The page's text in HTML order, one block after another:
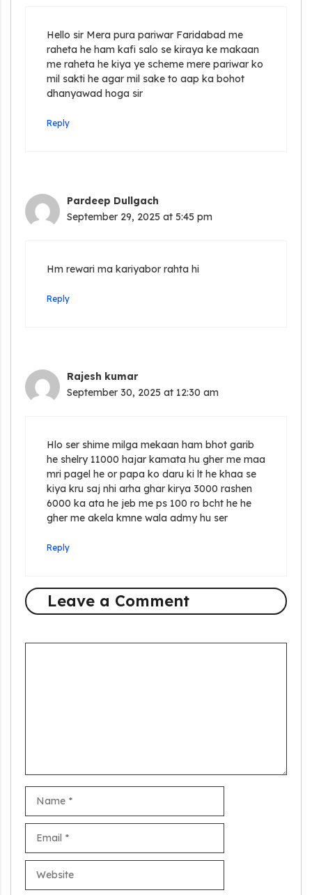
Hello sir Mera pura pariwar Faridabad me
raheta he ham kafi salo se kiraya ke makaan
me raheta he kiya ye scheme mere pariwar ko
mil sakti he agar mil sake to aap ka bohot
dhanyawad hoga sir
Reply
Pardeep Dullgach
September 29, 2025 at 5:45 pm
Hm rewari ma kariyabor rahta hi
Reply
Rajesh kumar
September 30, 2025 at 12:30 am
Hlo ser shime milga mekaan ham bhot garib
he shelry 11000 hajar kamata hu gher me maa
mri pagel he or papa ko daru ki lt he khaa se
kiya kru saj nhi arha ghar kirya 3000 rashen
6000 ka ata he jeb me ps 100 ro bcht he he
gher me akela kmne wala admy hu ser
Reply
Leave a Comment
वालों के लिए वरदान है ये सरकारी योजना, 25% सब्सिडी के साथ मिलता है 1
करोड़ का लोन